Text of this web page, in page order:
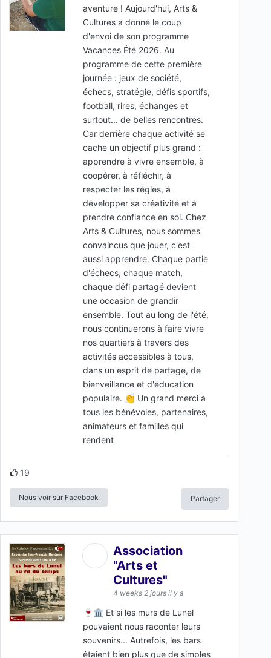
aventure ! Aujourd'hui, Arts &
Cultures a donné le coup
d'envoi de son programme
Vacances Été 2026. Au
programme de cette première
journée : jeux de société,
échecs, stratégie, défis sportifs,
football, rires, échanges et
surtout... de belles rencontres.
Car derrière chaque activité se
cache un objectif plus grand :
apprendre à vivre ensemble, à
coopérer, à réfléchir, à
respecter les règles, à
développer sa créativité et à
prendre confiance en soi. Chez
Arts & Cultures, nous sommes
convaincus que jouer, c'est
aussi apprendre. Chaque partie
d'échecs, chaque match,
chaque défi partagé devient
une occasion de grandir
ensemble. Tout au long de l'été,
nous continuerons à faire vivre
nos quartiers à travers des
activités accessibles à tous,
dans un esprit de partage, de
bienveillance et d'éducation
populaire. 👏 Un grand merci à
tous les bénévoles, partenaires,
animateurs et familles qui
rendent
19
Nous voir sur Facebook Partager
Association
"Arts et
Cultures"
4 weeks 2 jours il y a
🍷🏛️ Et si les murs de Lunel
pouvaient nous raconter leurs
souvenirs... Autrefois, les bars
étaient bien plus que de simples